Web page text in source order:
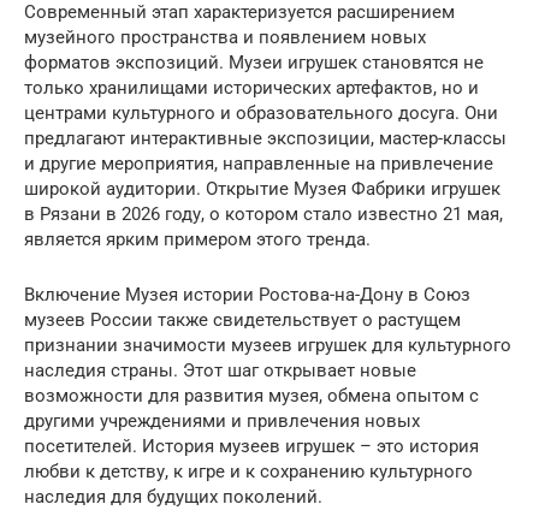
Современный этап характеризуется расширением
музейного пространства и появлением новых
форматов экспозиций. Музеи игрушек становятся не
только хранилищами исторических артефактов, но и
центрами культурного и образовательного досуга. Они
предлагают интерактивные экспозиции, мастер-классы
и другие мероприятия, направленные на привлечение
широкой аудитории. Открытие Музея Фабрики игрушек
в Рязани в 2026 году, о котором стало известно 21 мая,
является ярким примером этого тренда.
Включение Музея истории Ростова-на-Дону в Союз
музеев России также свидетельствует о растущем
признании значимости музеев игрушек для культурного
наследия страны. Этот шаг открывает новые
возможности для развития музея, обмена опытом с
другими учреждениями и привлечения новых
посетителей. История музеев игрушек – это история
любви к детству, к игре и к сохранению культурного
наследия для будущих поколений.